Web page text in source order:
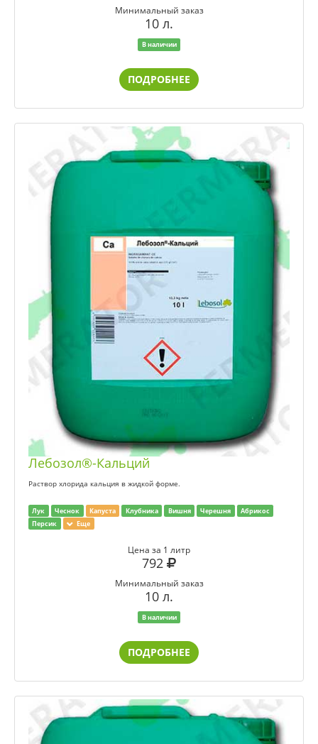
Минимальный заказ
10 л.
В наличии
ПОДРОБНЕЕ
Лебозол®-Кальций
Раствор хлорида кальция в жидкой форме.
Лук Чеснок Капуста Клубника Вишня Черешня
Абрикос
Персик
Еще
Цена за 1 литр
792
Минимальный заказ
10 л.
В наличии
ПОДРОБНЕЕ